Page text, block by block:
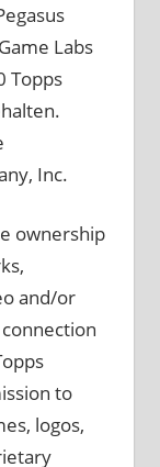
Labs
Topps
Inc.
ownership
and/or
to
logos,